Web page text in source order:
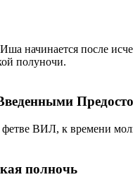
начинается после
полуночи.
фетве ВИЛ, к времени
полночь